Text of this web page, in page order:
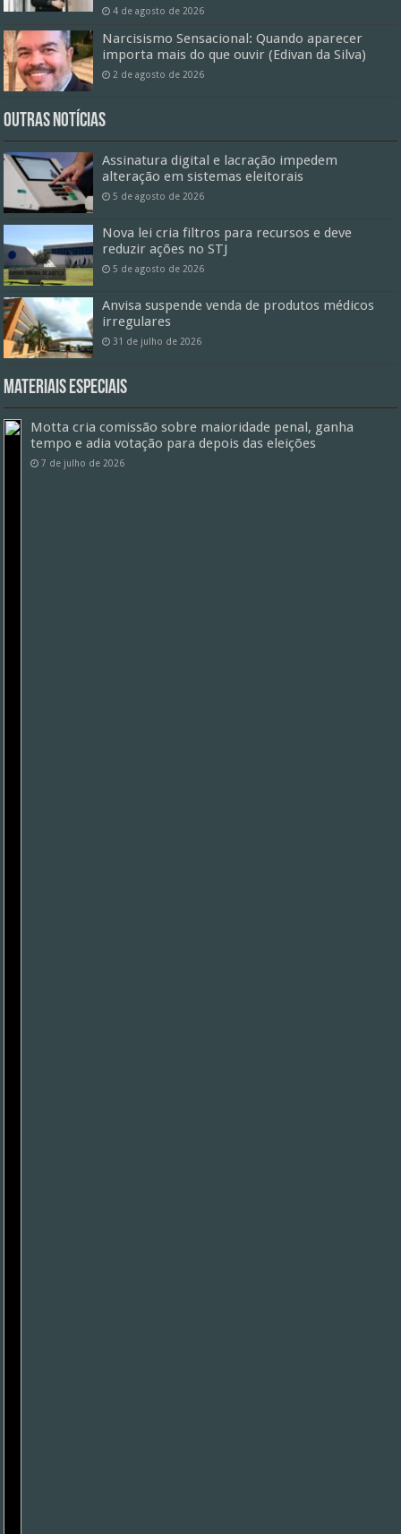
4 de agosto de 2026
Narcisismo Sensacional: Quando aparecer
importa mais do que ouvir (Edivan da Silva)
2 de agosto de 2026
Outras Notícias
Assinatura digital e lacração impedem
alteração em sistemas eleitorais
5 de agosto de 2026
Nova lei cria filtros para recursos e deve
reduzir ações no STJ
5 de agosto de 2026
Anvisa suspende venda de produtos médicos
irregulares
31 de julho de 2026
Materiais especiais
Motta cria comissão sobre maioridade penal, ganha
tempo e adia votação para depois das eleições
7 de julho de 2026